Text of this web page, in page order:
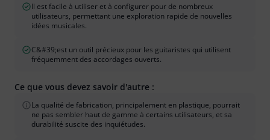
Il est facile à utiliser et à configurer pour de nombreux
utilisateurs, permettant une exploration rapide de nouvelles
idées musicales.
C&#39;est un outil précieux pour les guitaristes qui utilisent
fréquemment des accordages ouverts.
Ce que vous devez savoir d'autre :
La qualité de fabrication, principalement en plastique, pourrait
ne pas sembler haut de gamme à certains utilisateurs, et sa
durabilité suscite des inquiétudes.